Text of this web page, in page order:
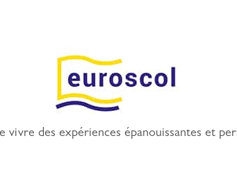
vivre des expériences épanouissantes et